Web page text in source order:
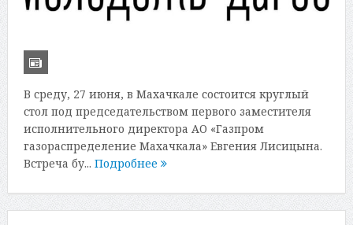
В среду, 27 июня, в Махачкале состоится круглый
стол под председательством первого заместителя
исполнительного директора АО «Газпром
газораспределение Махачкала» Евгения Лисицына.
Встреча бу... Подробнее